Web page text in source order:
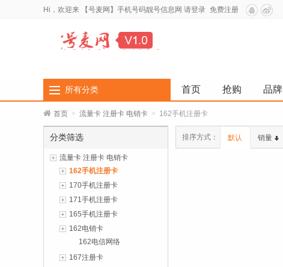
Hi，欢迎来 【号麦网】手机号码靓号信息网 请登录 免费注册
所有分类 首页 抢购 品牌
首页 > 流量卡 注册卡 电销卡 > 162手机注册卡
分类筛选
流量卡 注册卡 电销卡
162手机注册卡
170手机注册卡
171手机注册卡
165手机注册卡
162电销卡
162电信网络
167注册卡
排序方式： 默认 销量